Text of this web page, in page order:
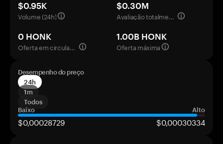
$0.95K
Volume (24h)
$0.30M
Avaliação totalmente diluída
0 HONK
Oferta em circulação
1.00B HONK
Oferta máxima
Desempenho do preço
24h
1m
Todos
Baixo
Alto
$0,00028729 $0,00030334